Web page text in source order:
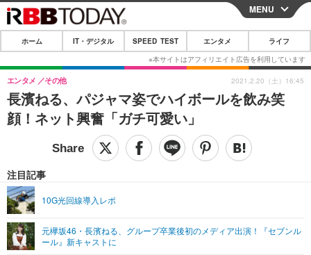
CLOSE
ホーム
IT・デジタル
IT・デジタルTOP スマートフォン
ショッピング その他
SPEED TEST
エンタメTOP 映画・ドラマ
グラビア
ライフTOP
その他
リリース一覧
プッシュ通知の停止方法
MENU
ホーム IT・デジタル SPEED TEST エンタメ ライフ
長濱ねる、パジャマ姿でハイボールを飲み笑
顔！ネット興奮「ガチ可愛い」
エンタメ その他
注目記事
10G光回線導入レポ
元欅坂46・長濱ねる、グループ卒業後初のメディア出演！『セブンル
ール』新キャストに
2021.2.20（土）16:45